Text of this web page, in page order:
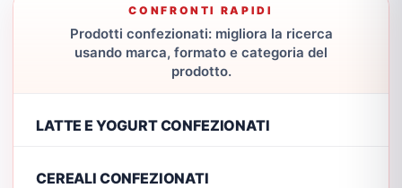
CONFRONTI RAPIDI
Prodotti confezionati: migliora la ricerca
usando marca, formato e categoria del
prodotto.
LATTE E YOGURT CONFEZIONATI
CEREALI CONFEZIONATI